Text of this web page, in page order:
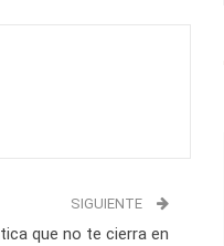
SIGUIENTE
que no te cierra en